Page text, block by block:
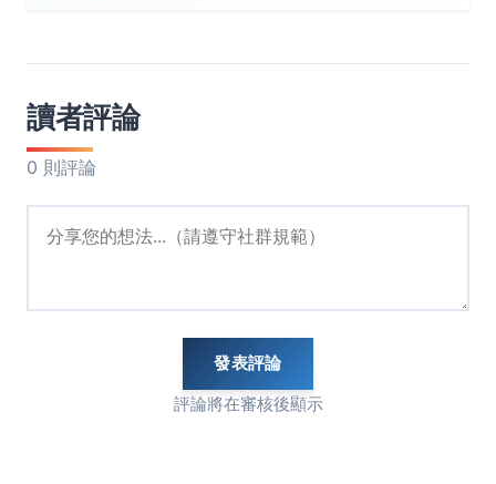
讀者評論
0 則評論
發表評論
評論將在審核後顯示